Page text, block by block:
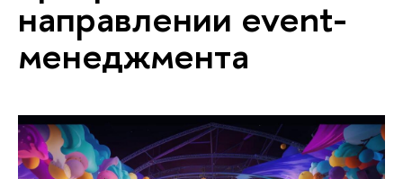
направлении event-
менеджмента